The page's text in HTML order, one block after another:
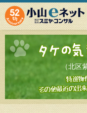
（北区